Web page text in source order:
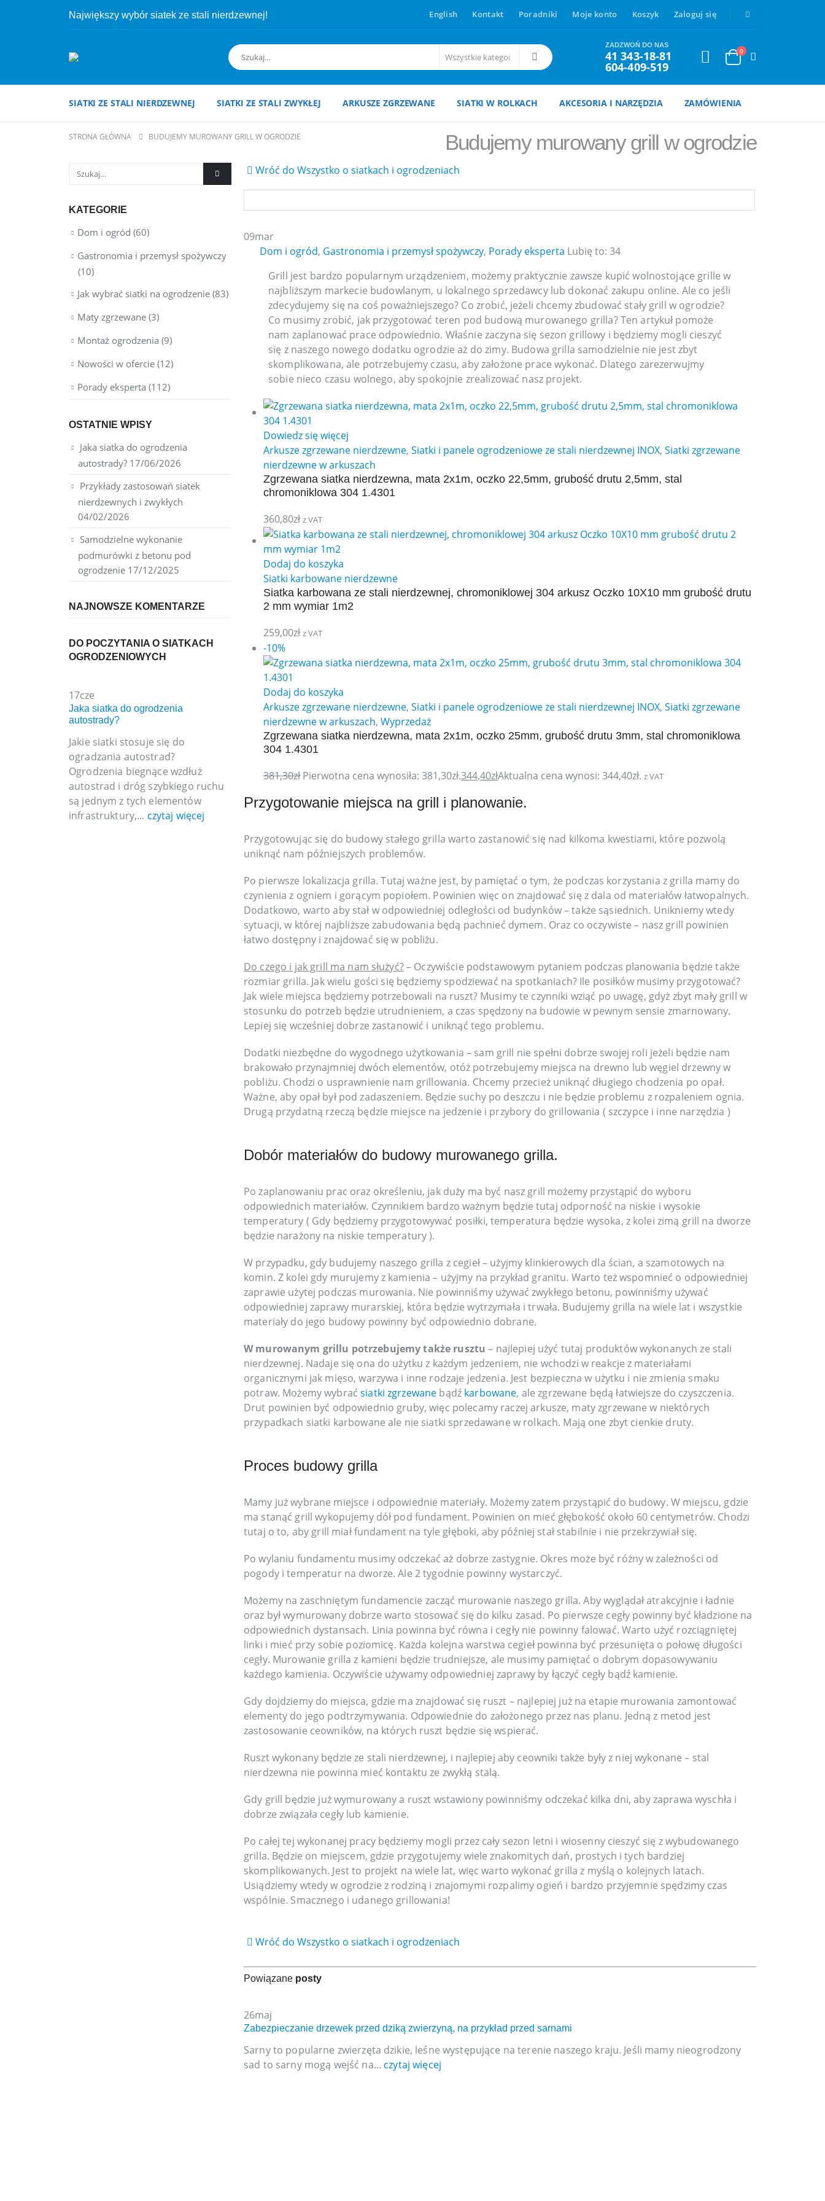
Największy wybór siatek ze stali nierdzewnej! English Kontakt Poradniki Moje konto Koszyk Zaloguj się
ZADZWOŃ DO NAS
41 343-18-81
604-409-519
0
SIATKI ZE STALI NIERDZEWNEJ SIATKI ZE STALI ZWYKŁEJ ARKUSZE ZGRZEWANE SIATKI W ROLKACH AKCESORIA I NARZĘDZIA ZAMÓWIENIA
Budujemy murowany grill w ogrodzie
STRONA GŁÓWNA BUDUJEMY MUROWANY GRILL W OGRODZIE
Wróć do Wszystko o siatkach i ogrodzeniach
09mar
Dom i ogród, Gastronomia i przemysł spożywczy, Porady eksperta Lubię to: 34
Grill jest bardzo popularnym urządzeniem, możemy praktycznie zawsze kupić wolnostojące grille w
najbliższym markecie budowlanym, u lokalnego sprzedawcy lub dokonać zakupu online. Ale co jeśli
zdecydujemy się na coś poważniejszego? Co zrobić, jeżeli chcemy zbudować stały grill w ogrodzie?
Co musimy zrobić, jak przygotować teren pod budową murowanego grilla? Ten artykuł pomoże
nam zaplanować prace odpowiednio. Właśnie zaczyna się sezon grillowy i będziemy mogli cieszyć
się z naszego nowego dodatku ogrodzie aż do zimy. Budowa grilla samodzielnie nie jest zbyt
skomplikowana, ale potrzebujemy czasu, aby założone prace wykonać. Dlatego zarezerwujmy
sobie nieco czasu wolnego, aby spokojnie zrealizować nasz projekt.
Dowiedz się więcej
Arkusze zgrzewane nierdzewne, Siatki i panele ogrodzeniowe ze stali nierdzewnej INOX, Siatki zgrzewane
nierdzewne w arkuszach
Zgrzewana siatka nierdzewna, mata 2x1m, oczko 22,5mm, grubość drutu 2,5mm, stal
chromoniklowa 304 1.4301
360,80zł z VAT
Dodaj do koszyka
Siatki karbowane nierdzewne
Siatka karbowana ze stali nierdzewnej, chromoniklowej 304 arkusz Oczko 10X10 mm grubość drutu
2 mm wymiar 1m2
259,00zł z VAT
-10%
Dodaj do koszyka
Arkusze zgrzewane nierdzewne, Siatki i panele ogrodzeniowe ze stali nierdzewnej INOX, Siatki zgrzewane
nierdzewne w arkuszach, Wyprzedaż
Zgrzewana siatka nierdzewna, mata 2x1m, oczko 25mm, grubość drutu 3mm, stal chromoniklowa
304 1.4301
381,30zł Pierwotna cena wynosiła: 381,30zł.344,40złAktualna cena wynosi: 344,40zł. z VAT
Przygotowanie miejsca na grill i planowanie.
Przygotowując się do budowy stałego grilla warto zastanowić się nad kilkoma kwestiami, które pozwolą
uniknąć nam późniejszych problemów.
Po pierwsze lokalizacja grilla. Tutaj ważne jest, by pamiętać o tym, że podczas korzystania z grilla mamy do
czynienia z ogniem i gorącym popiołem. Powinien więc on znajdować się z dala od materiałów łatwopalnych.
Dodatkowo, warto aby stał w odpowiedniej odległości od budynków – także sąsiednich. Unikniemy wtedy
sytuacji, w której najbliższe zabudowania będą pachnieć dymem. Oraz co oczywiste – nasz grill powinien
łatwo dostępny i znajdować się w pobliżu.
Do czego i jak grill ma nam służyć?– Oczywiście podstawowym pytaniem podczas planowania będzie także
rozmiar grilla. Jak wielu gości się będziemy spodziewać na spotkaniach? Ile posiłków musimy przygotować?
Jak wiele miejsca będziemy potrzebowali na ruszt? Musimy te czynniki wziąć po uwagę, gdyż zbyt mały grill w
stosunku do potrzeb będzie utrudnieniem, a czas spędzony na budowie w pewnym sensie zmarnowany.
Lepiej się wcześniej dobrze zastanowić i uniknąć tego problemu.
Dodatki niezbędne do wygodnego użytkowania – sam grill nie spełni dobrze swojej roli jeżeli będzie nam
brakowało przynajmniej dwóch elementów, otóż potrzebujemy miejsca na drewno lub węgiel drzewny w
pobliżu. Chodzi o usprawnienie nam grillowania. Chcemy przecież uniknąć długiego chodzenia po opał.
Ważne, aby opał był pod zadaszeniem. Będzie suchy po deszczu i nie będzie problemu z rozpaleniem ognia.
Drugą przydatną rzeczą będzie miejsce na jedzenie i przybory do grillowania ( szczypce i inne narzędzia )
Dobór materiałów do budowy murowanego grilla.
Po zaplanowaniu prac oraz określeniu, jak duży ma być nasz grill możemy przystąpić do wyboru
odpowiednich materiałów. Czynnikiem bardzo ważnym będzie tutaj odporność na niskie i wysokie
temperatury ( Gdy będziemy przygotowywać posiłki, temperatura będzie wysoka, z kolei zimą grill na dworze
będzie narażony na niskie temperatury ).
W przypadku, gdy budujemy naszego grilla z cegieł – użyjmy klinkierowych dla ścian, a szamotowych na
komin. Z kolei gdy murujemy z kamienia – użyjmy na przykład granitu. Warto też wspomnieć o odpowiedniej
zaprawie użytej podczas murowania. Nie powinniśmy używać zwykłego betonu, powinniśmy używać
odpowiedniej zaprawy murarskiej, która będzie wytrzymała i trwała. Budujemy grilla na wiele lat i wszystkie
materiały do jego budowy powinny być odpowiednio dobrane.
W murowanym grillu potrzebujemy także rusztu – najlepiej użyć tutaj produktów wykonanych ze stali
nierdzewnej. Nadaje się ona do użytku z każdym jedzeniem, nie wchodzi w reakcje z materiałami
organicznymi jak mięso, warzywa i inne rodzaje jedzenia. Jest bezpieczna w użytku i nie zmienia smaku
potraw. Możemy wybraćsiatki zgrzewane bądź karbowane, ale zgrzewane będą łatwiejsze do czyszczenia.
Drut powinien być odpowiednio gruby, więc polecamy raczej arkusze, maty zgrzewane w niektórych
przypadkach siatki karbowane ale nie siatki sprzedawane w rolkach. Mają one zbyt cienkie druty.
Proces budowy grilla
Mamy już wybrane miejsce i odpowiednie materiały. Możemy zatem przystąpić do budowy. W miejscu, gdzie
ma stanąć grill wykopujemy dół pod fundament. Powinien on mieć głębokość około 60 centymetrów. Chodzi
tutaj o to, aby grill miał fundament na tyle głęboki, aby później stał stabilnie i nie przekrzywiał się.
Po wylaniu fundamentu musimy odczekać aż dobrze zastygnie. Okres może być różny w zależności od
pogody i temperatur na dworze. Ale 2 tygodnie powinny wystarczyć.
Możemy na zaschniętym fundamencie zacząć murowanie naszego grilla. Aby wyglądał atrakcyjnie i ładnie
oraz był wymurowany dobrze warto stosować się do kilku zasad. Po pierwsze cegły powinny być kładzione na
odpowiednich dystansach. Linia powinna być równa i cegły nie powinny falować. Warto użyć rozciągniętej
linki i mieć przy sobie poziomicę. Każda kolejna warstwa cegieł powinna być przesunięta o połowę długości
cegły. Murowanie grilla z kamieni będzie trudniejsze, ale musimy pamiętać o dobrym dopasowywaniu
każdego kamienia. Oczywiście używamy odpowiedniej zaprawy by łączyć cegły bądź kamienie.
Gdy dojdziemy do miejsca, gdzie ma znajdować się ruszt – najlepiej już na etapie murowania zamontować
elementy do jego podtrzymywania. Odpowiednie do założonego przez nas planu. Jedną z metod jest
zastosowanie ceowników, na których ruszt będzie się wspierać.
Ruszt wykonany będzie ze stali nierdzewnej, i najlepiej aby ceowniki także były z niej wykonane – stal
nierdzewna nie powinna mieć kontaktu ze zwykłą stalą.
Gdy grill będzie już wymurowany a ruszt wstawiony powinniśmy odczekać kilka dni, aby zaprawa wyschła i
dobrze związała cegły lub kamienie.
Po całej tej wykonanej pracy będziemy mogli przez cały sezon letni i wiosenny cieszyć się z wybudowanego
grilla. Będzie on miejscem, gdzie przygotujemy wiele znakomitych dań, prostych i tych bardziej
skomplikowanych. Jest to projekt na wiele lat, więc warto wykonać grilla z myślą o kolejnych latach.
Usiądziemy wtedy w ogrodzie z rodziną i znajomymi rozpalimy ogień i bardzo przyjemnie spędzimy czas
wspólnie. Smacznego i udanego grillowania!
Wróć do Wszystko o siatkach i ogrodzeniach
Powiązane posty
26maj
Zabezpieczanie drzewek przed dziką zwierzyną, na przykład przed sarnami
Sarny to popularne zwierzęta dzikie, leśne występujące na terenie naszego kraju. Jeśli mamy nieogrodzony
sad to sarny mogą wejść na... czytaj więcej
KATEGORIE
Dom i ogród (60)
Gastronomia i przemysł spożywczy
(10)
Jak wybrać siatki na ogrodzenie (83)
Maty zgrzewane (3)
Montaż ogrodzenia (9)
Nowości w ofercie (12)
Porady eksperta (112)
OSTATNIE WPISY
Jaka siatka do ogrodzenia
autostrady? 17/06/2026
Przykłady zastosowań siatek
nierdzewnych i zwykłych
04/02/2026
Samodzielne wykonanie
podmurówki z betonu pod
ogrodzenie 17/12/2025
NAJNOWSZE KOMENTARZE
DO POCZYTANIA O SIATKACH
OGRODZENIOWYCH
17cze
Jaka siatka do ogrodzenia
autostrady?
Jakie siatki stosuje się do
ogradzania autostrad?
Ogrodzenia biegnące wzdłuż
autostrad i dróg szybkiego ruchu
są jednym z tych elementów
infrastruktury,... czytaj więcej